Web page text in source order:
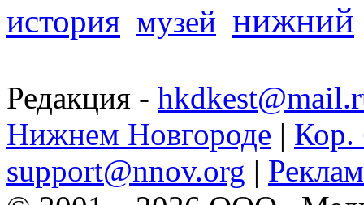
история музей нижний
Редакция -
Нижнем Новгороде | Кор.
support@nnov.org |